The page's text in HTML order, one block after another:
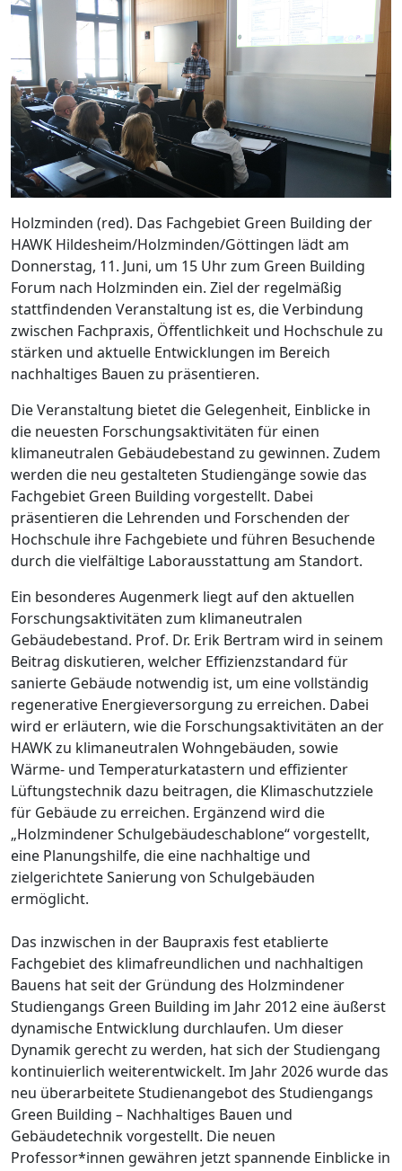
Holzminden (red). Das Fachgebiet Green Building der
HAWK Hildesheim/Holzminden/Göttingen lädt am
Donnerstag, 11. Juni, um 15 Uhr zum Green Building
Forum nach Holzminden ein. Ziel der regelmäßig
stattfindenden Veranstaltung ist es, die Verbindung
zwischen Fachpraxis, Öffentlichkeit und Hochschule zu
stärken und aktuelle Entwicklungen im Bereich
nachhaltiges Bauen zu präsentieren.
Die Veranstaltung bietet die Gelegenheit, Einblicke in
die neuesten Forschungsaktivitäten für einen
klimaneutralen Gebäudebestand zu gewinnen. Zudem
werden die neu gestalteten Studiengänge sowie das
Fachgebiet Green Building vorgestellt. Dabei
präsentieren die Lehrenden und Forschenden der
Hochschule ihre Fachgebiete und führen Besuchende
durch die vielfältige Laborausstattung am Standort.
Ein besonderes Augenmerk liegt auf den aktuellen
Forschungsaktivitäten zum klimaneutralen
Gebäudebestand. Prof. Dr. Erik Bertram wird in seinem
Beitrag diskutieren, welcher Effizienzstandard für
sanierte Gebäude notwendig ist, um eine vollständig
regenerative Energieversorgung zu erreichen. Dabei
wird er erläutern, wie die Forschungsaktivitäten an der
HAWK zu klimaneutralen Wohngebäuden, sowie
Wärme- und Temperaturkatastern und effizienter
Lüftungstechnik dazu beitragen, die Klimaschutzziele
für Gebäude zu erreichen. Ergänzend wird die
„Holzmindener Schulgebäudeschablone“ vorgestellt,
eine Planungshilfe, die eine nachhaltige und
zielgerichtete Sanierung von Schulgebäuden
ermöglicht.
Das inzwischen in der Baupraxis fest etablierte
Fachgebiet des klimafreundlichen und nachhaltigen
Bauens hat seit der Gründung des Holzmindener
Studiengangs Green Building im Jahr 2012 eine äußerst
dynamische Entwicklung durchlaufen. Um dieser
Dynamik gerecht zu werden, hat sich der Studiengang
kontinuierlich weiterentwickelt. Im Jahr 2026 wurde das
neu überarbeitete Studienangebot des Studiengangs
Green Building – Nachhaltiges Bauen und
Gebäudetechnik vorgestellt. Die neuen
Professor*innen gewähren jetzt spannende Einblicke in